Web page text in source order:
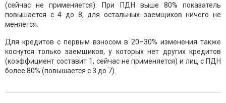
(сейчас не применяется). При ПДН выше 80% показатель
повышается с 4 до 8, для остальных заемщиков ничего не
меняется.
Для кредитов с первым взносом в 20–30% изменения также
коснутся только заемщиков, у которых нет других кредитов
(коэффициент составит 1, сейчас не применяется) и лиц с ПДН
более 80% (повышается с 3 до 7).